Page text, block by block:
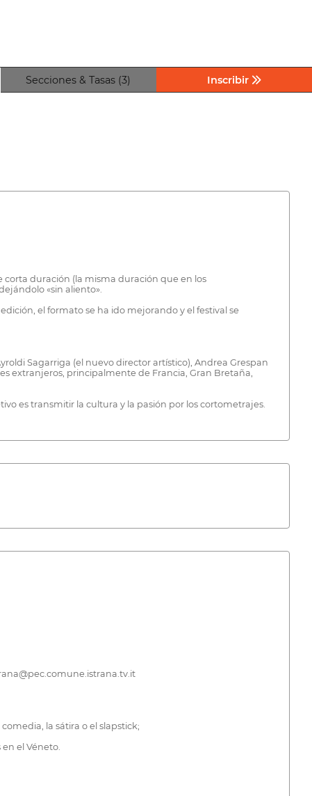
Secciones & Tasas (3) Inscribir
corta duración (la misma duración que en los
«sin aliento».
el formato se ha ido mejorando y el festival se
Sagarriga (el nuevo director artístico), Andrea Grespan
extranjeros, principalmente de Francia, Gran Bretaña,
es transmitir la cultura y la pasión por los cortometrajes.
la sátira o el slapstick;
el Véneto.